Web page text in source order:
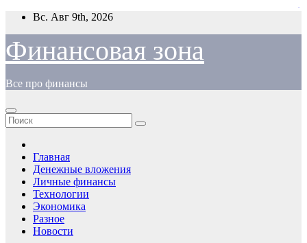
Перейти
содержимому
Вс. Авг 9th, 2026
Финансовая зона
Все про финансы
Главная
Денежные вложения
Личные финансы
Технологии
Экономика
Разное
Новости